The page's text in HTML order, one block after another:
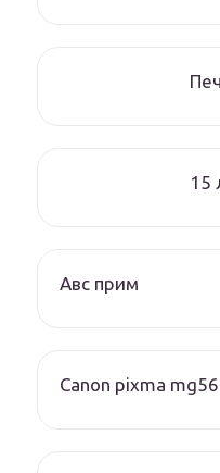
15
Авс прим
Canon pixma